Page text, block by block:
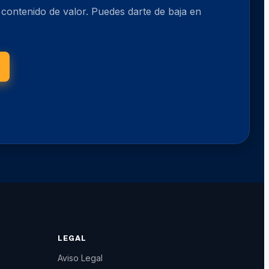
de valor. Puedes darte de baja en
LEGAL
Aviso Legal